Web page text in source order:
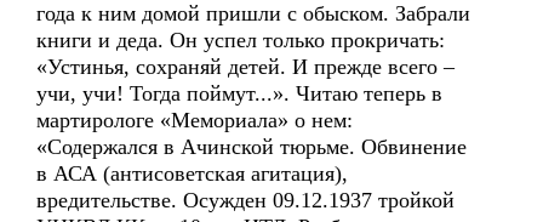
года к ним домой пришли с обыском. Забрали
книги и деда. Он успел только прокричать:
«Устинья, сохраняй детей. И прежде всего –
учи, учи! Тогда поймут...». Читаю теперь в
мартирологе «Мемориала» о нем:
«Содержался в Ачинской тюрьме. Обвинение
в АСА (антисоветская агитация),
вредительстве. Осужден 09.12.1937 тройкой